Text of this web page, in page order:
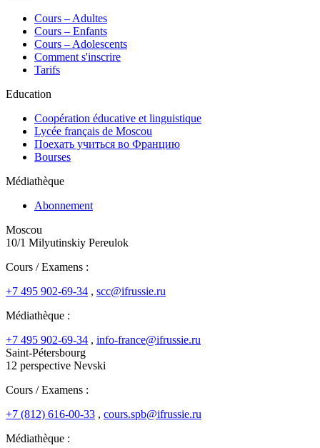
Сours – Adultes
Cours – Enfants
Cours – Adolescents
Comment s'inscrire
Tarifs
Education
Coopération éducative et linguistique
Lycée français de Moscou
Поехать учиться во Францию
Bourses
Médiathèque
Abonnement
Moscou
10/1 Milyutinskiy Pereulok
Cours / Examens :
+7 495 902-69-34 , scc@ifrussie.ru
Médiathèque :
+7 495 902-69-34 , info-france@ifrussie.ru
Saint-Pétersbourg
12 perspective Nevski
Cours / Examens :
+7 (812) 616-00-33 , cours.spb@ifrussie.ru
Médiathèque :